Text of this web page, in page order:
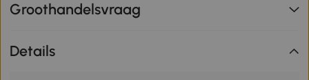
Groothandelsvraag
Details